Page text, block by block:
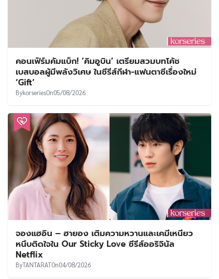
คอนเฟิร์มคัมแบ็ก! ‘คิมอูบิน’ เตรียมสวมบทโค้ช
เบสบอลผู้มีพลังวิเศษ ในซีรีส์กีฬา-แฟนตาซีเรื่องใหม่
‘Gift’
BykorseriesOn05/08/2026
จองแฮอิน – ฮายอง เติมความหวานและเคมีเหนียว
หนึบติดใจใน Our Sticky Love ซีรีส์ออริจินัล
Netflix
ByTANTARATOn04/08/2026